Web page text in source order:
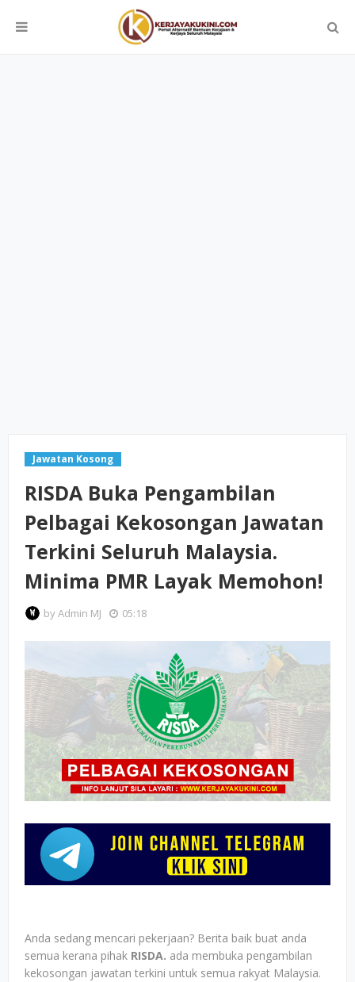
Jawatan Kosong
RISDA Buka Pengambilan
Pelbagai Kekosongan Jawatan
Terkini Seluruh Malaysia.
Minima PMR Layak Memohon!
byAdmin MJ 05:18
Anda sedang mencari pekerjaan? Berita baik buat anda
semua kerana pihak RISDA. ada membuka pengambilan
kekosongan jawatan terkini untuk semua rakyat Malaysia.